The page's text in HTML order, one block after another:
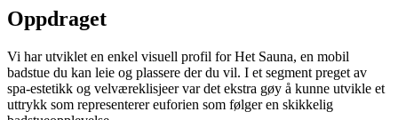
Oppdraget
Vi har utviklet en enkel visuell profil for Het Sauna, en mobil
badstue du kan leie og plassere der du vil. I et segment preget av
spa-estetikk og velværeklisjeer var det ekstra gøy å kunne utvikle et
uttrykk som representerer euforien som følger en skikkelig